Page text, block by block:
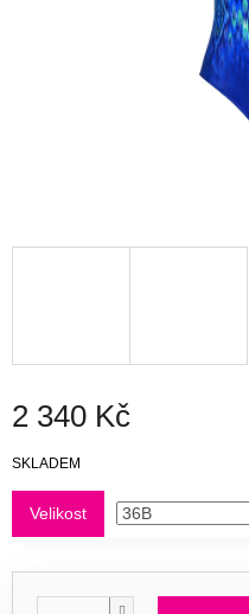
2 340 Kč
Měrná
SKLADEM
Velikost